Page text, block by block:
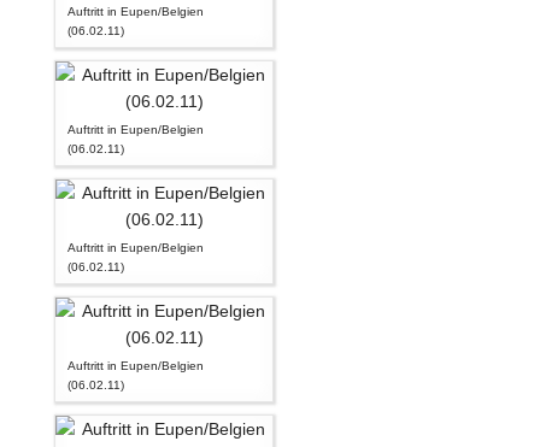
Auftritt in Eupen/Belgien
(06.02.11)
Auftritt in Eupen/Belgien
(06.02.11)
Auftritt in Eupen/Belgien
(06.02.11)
Auftritt in Eupen/Belgien
(06.02.11)